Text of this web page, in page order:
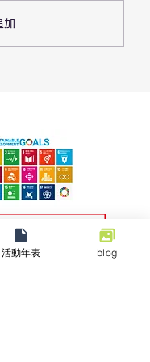
木県足利市で
による復旧支
加…
活動年表 blog